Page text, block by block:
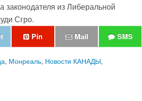
законодателя из Либеральной
Сгро.
Pin Mail SMS
, Монреаль, Новости КАНАДЫ,